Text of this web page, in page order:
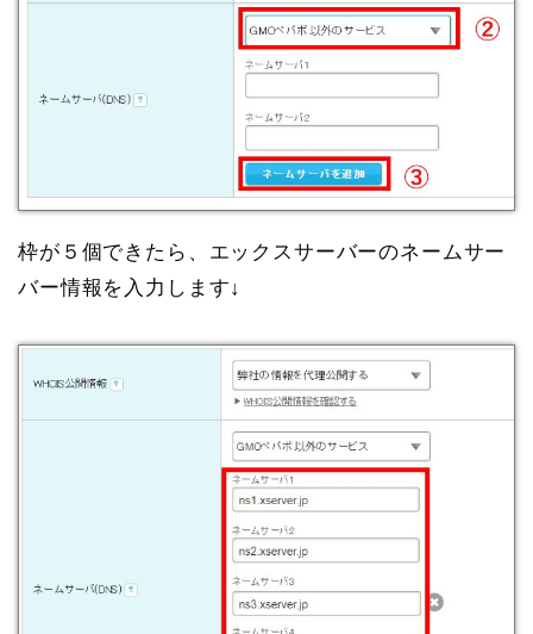
枠が５個できたら、エックスサーバーのネームサー
バー情報を入力します↓